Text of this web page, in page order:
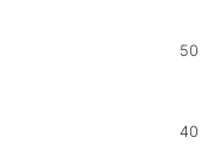
40
50